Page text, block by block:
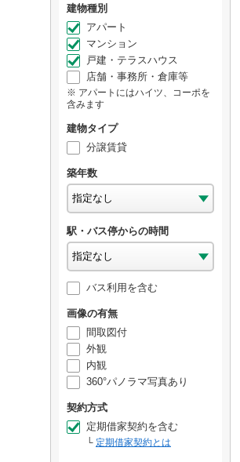
建物種別
アパート
マンション
戸建・テラスハウス
店舗・事務所・倉庫等
アパートにはハイツ、コーポを
含みます
建物タイプ
分譲賃貸
築年数
駅・バス停からの時間
バス利用を含む
画像の有無
間取図付
外観
内観
360°パノラマ写真あり
契約方式
定期借家契約を含む
定期借家契約とは